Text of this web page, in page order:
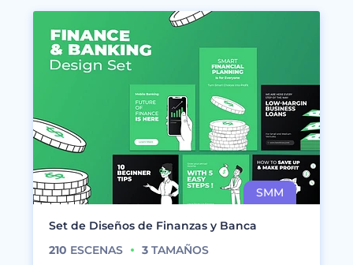
Set de Diseños de Finanzas y Banca
210 ESCENAS 3 TAMAÑOS